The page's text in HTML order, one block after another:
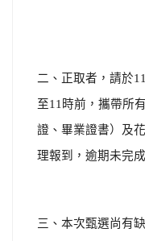
社會領域
二、正取者，請於
至11 時前，攜帶所
證、畢業證書）及
理報到，逾期未完
三、本次甄選尚有缺